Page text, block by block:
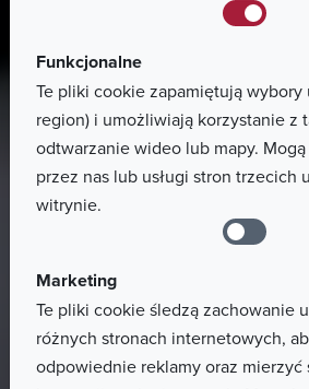
Funkcjonalne
Te pliki cookie zapamiętują wybory
region) i umożliwiają korzystanie z
odtwarzanie wideo lub mapy.
przez nas lub usługi stron trzecich
witrynie.
Marketing
Te pliki cookie śledzą zachowanie
różnych stronach internetowych,
odpowiednie reklamy oraz mierzyć